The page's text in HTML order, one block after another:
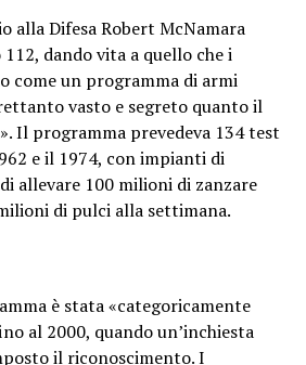
alla Difesa Robert McNamara
dando vita a quello che i
come un programma di armi
vasto e segreto quanto il
Il programma prevedeva 134 test
e il 1974, con impianti di
allevare 100 milioni di zanzare
di pulci alla settimana.
è stata «categoricamente
al 2000, quando un’inchiesta
il riconoscimento. I